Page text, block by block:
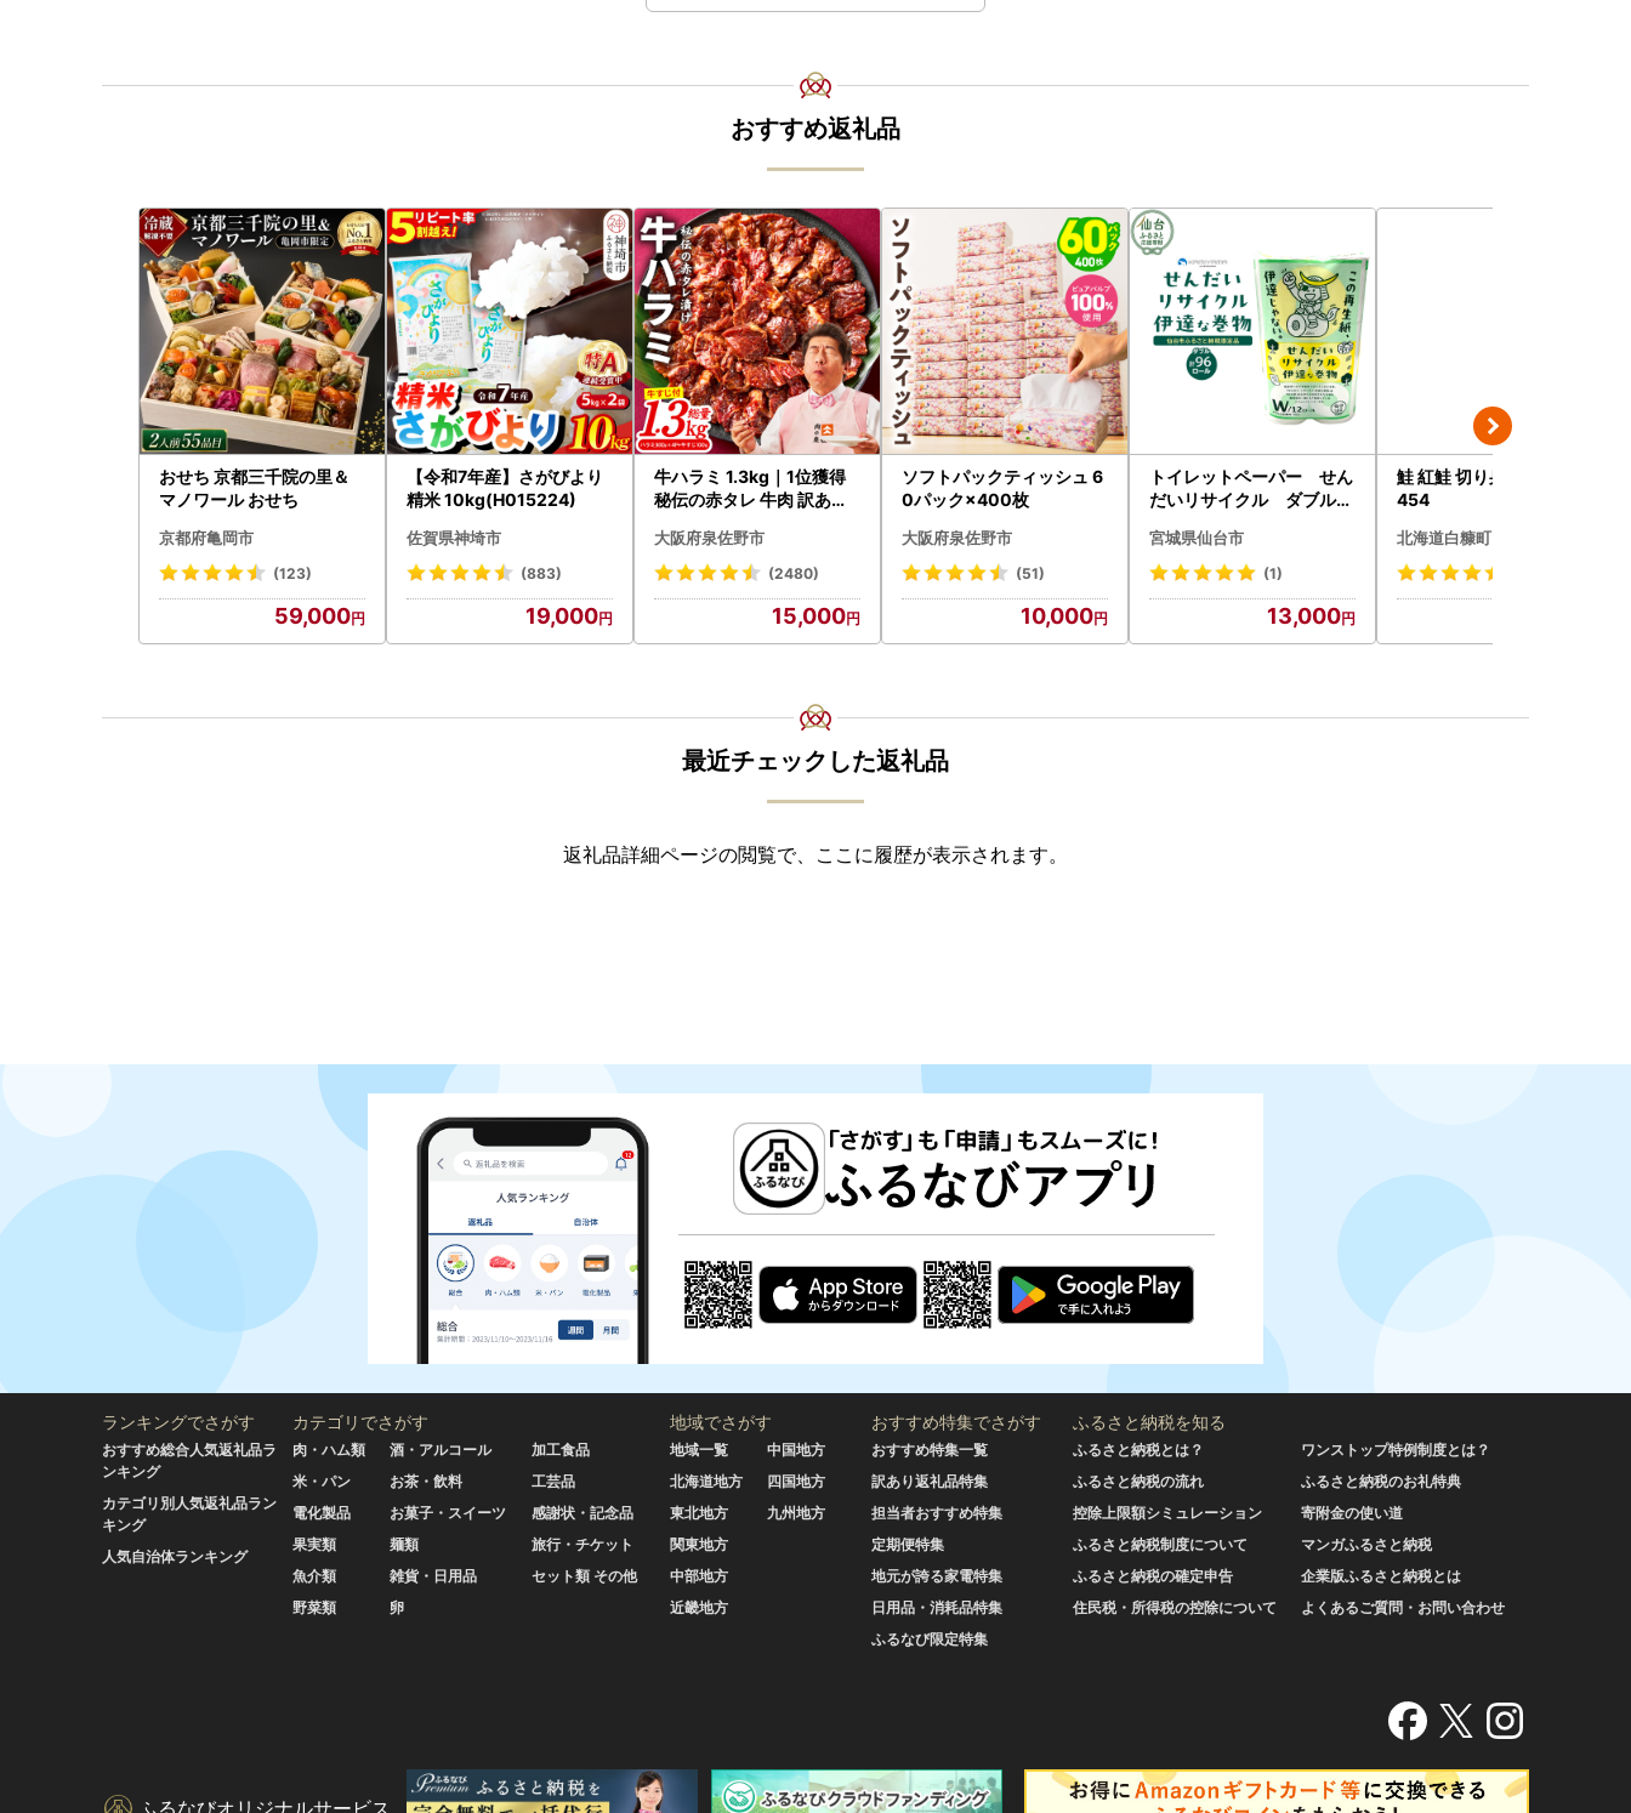
おすすめ返礼品
おせち 京都三千院の里＆
マノワール おせち
京都府亀岡市
(123)
59,000
【令和7年産】さがびより
精米 10kg(H015224)
佐賀県神埼市
(883)
19,000
牛ハラミ 1.3kg｜1位獲得
秘伝の赤タレ 牛肉 訳あり
大阪府泉佐野市
(2480)
15,000
ソフトパックティッシュ 6
0パック×400枚
大阪府泉佐野市
(51)
10,000
トイレットペーパー せん
だいリサイクル ダブル9
宮城県仙台市
(1)
13,000
鮭 紅鮭 切り身 2kg_I019-1
454
北海道白糠町
最近チェックした返礼品
返礼品詳細ページの閲覧で、ここに履歴が表示されます。
ランキングでさがす
おすすめ総合人気返礼品ラ
ンキング
カテゴリ別人気返礼品ラン
キング
人気自治体ランキング
カテゴリでさがす
肉・ハム類
米・パン
電化製品
果実類
魚介類
野菜類
酒・アルコール
お茶・飲料
お菓子・スイーツ
麺類
雑貨・日用品
卵
加工食品
工芸品
感謝状・記念品
旅行・チケット
セット類 その他
地域でさがす
地域一覧
北海道地方
東北地方
関東地方
中部地方
近畿地方
中国地方
四国地方
九州地方
おすすめ特集でさがす
おすすめ特集一覧
訳あり返礼品特集
担当者おすすめ特集
定期便特集
地元が誇る家電特集
日用品・消耗品特集
ふるなび限定特集
ふるさと納税を知る
ふるさと納税とは？
ふるさと納税の流れ
控除上限額シミュレーション
ふるさと納税制度について
ふるさと納税の確定申告
住民税・所得税の控除について
ワンストップ特例制度とは？
ふるさと納税のお礼特典
寄附金の使い道
マンガふるさと納税
企業版ふるさと納税とは
よくあるご質問・お問い合わせ